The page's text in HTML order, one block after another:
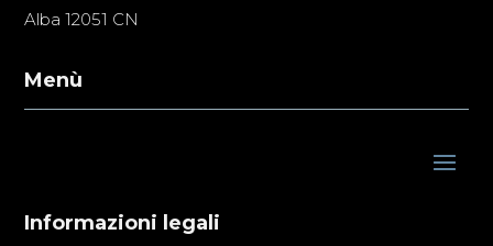
Alba 12051 CN
Menù
Informazioni legali